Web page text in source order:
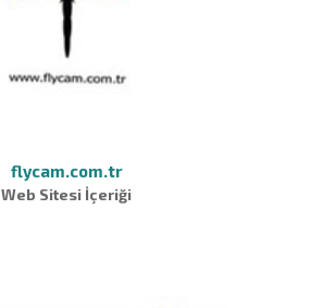
flycam.com.tr
Web Sitesi İçeriği